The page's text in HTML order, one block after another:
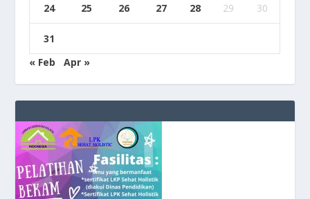
24 25 26 27 28 29 30
31
« Feb
Apr »